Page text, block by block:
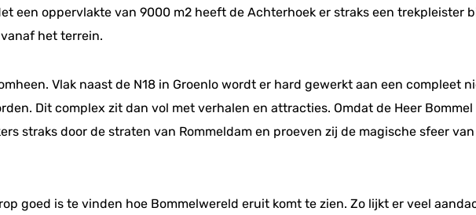
een oppervlakte van 9000 m2 heeft de Achterhoek er straks een trekpleister
het terrein.
Vlak naast de N18 in Groenlo wordt er hard gewerkt aan een compleet
Dit complex zit dan vol met verhalen en attracties. Omdat de Heer Bommel
straks door de straten van Rommeldam en proeven zij de magische sfeer
goed is te vinden hoe Bommelwereld eruit komt te zien. Zo lijkt er veel